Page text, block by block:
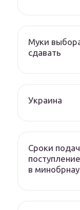
Муки
сдавать
Украина
Сроки
в